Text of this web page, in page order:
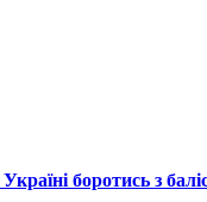
боротись з